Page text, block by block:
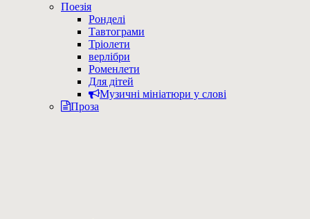
Поезія
Ронделі
Тавтограми
Тріолети
верлібри
Роменлети
Для дітей
Музичні мініатюри у слові
Проза